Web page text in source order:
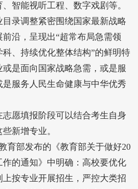
智能视听工程、数字戏剧等。
录调整紧密围绕国家最新战略
沿，呈现出“超常布局急需领
、持续优化整体结构”的鲜明特
是面向国家战略急需，或是服
服务人民生命健康与中华优秀
志愿填报阶段可以结合考生自身
新增专业。
育部发布的《教育部关于做好20
作的通知》中明确：高校要优化
按专业开展招生，严控大类招